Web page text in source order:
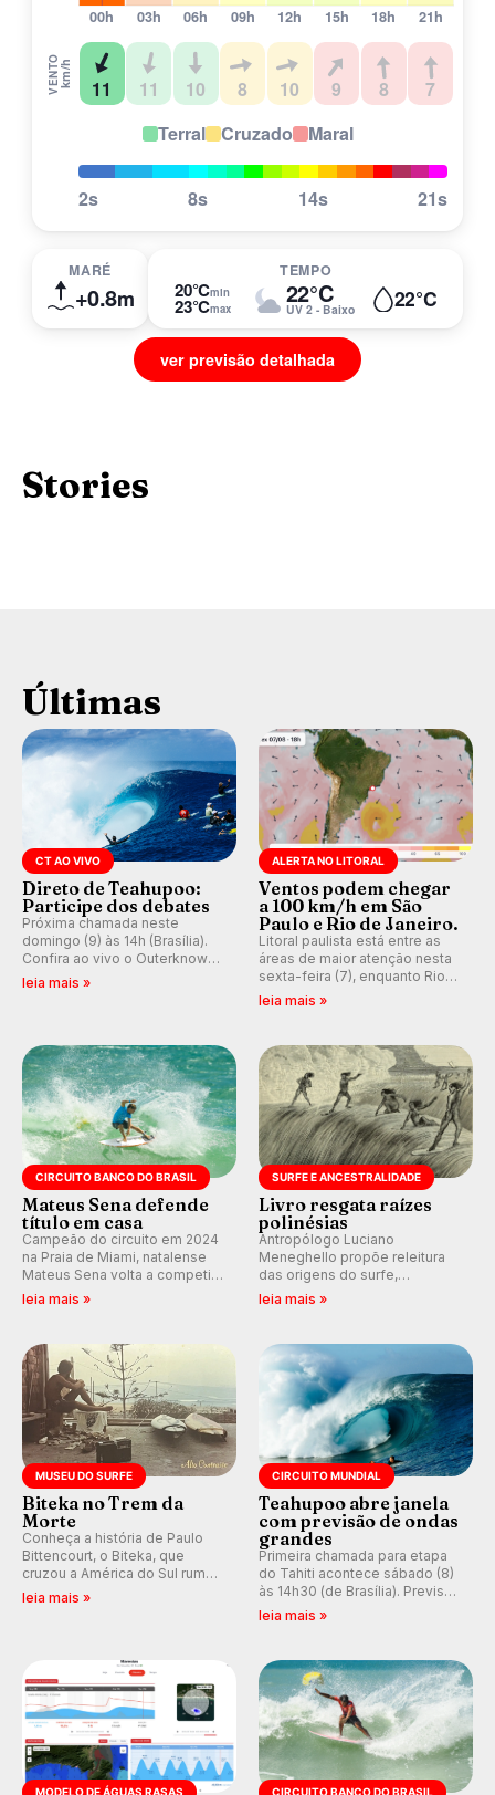
00h 03h 06h 09h 12h 15h 18h 21h
VENTOkm/h
11 11 10 8 10 9 8
7
Terral
Cruzado Maral
2s 8s 14s 21s
MARÉ
+0.8m
TEMPO
20°Cmin
23°Cmax 22°C
UV 2 - Baixo 22°C
ver previsão detalhada
Stories
Teahupoo abre
janela com
Teahupoo é considerada uma das
Últimas
CT AO VIVO
Direto de Teahupoo:
Participe dos debates
Próxima chamada neste
domingo (9) às 14h (Brasília).
Confira ao vivo o Outerknown
Tahiti Pro 2026 e participe dos
leia mais »
ALERTA NO LITORAL
Ventos podem chegar
a 100 km/h em São
Paulo e Rio de Janeiro.
Litoral paulista está entre as
áreas de maior atenção nesta
sexta-feira (7), enquanto Rio
de Janeiro também recebe
km/h em Itanhaém.
leia mais »
CIRCUITO BANCO DO BRASIL
Mateus Sena defende
título em casa
Campeão do circuito em 2024
na Praia de Miami, natalense
Mateus Sena volta a competir
em casa em busca de manter a
leia mais »
SURFE E ANCESTRALIDADE
Livro resgata raízes
polinésias
Antropólogo Luciano
Meneghello propõe releitura
das origens do surfe,
resgatando a cultura polinésia
prática em esporte e indústria.
leia mais »
MUSEU DO SURFE
Biteka no Trem da
Morte
Conheça a história de Paulo
Bittencourt, o Biteka, que
cruzou a América do Sul rumo
ao Pacífico em uma jornada
leia mais »
CIRCUITO MUNDIAL
Teahupoo abre janela
com previsão de ondas
grandes
Primeira chamada para etapa
do Tahiti acontece sábado (8)
às 14h30 (de Brasília). Previsão
indica swell consistente.
Kelly Slater convidado.
leia mais »
MODELO DE ÁGUAS RASAS CIRCUITO BANCO DO BRASIL